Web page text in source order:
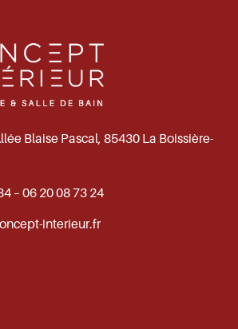
Blaise Pascal, 85430 La Boissière-
– 06 20 08 73 24
interieur.fr